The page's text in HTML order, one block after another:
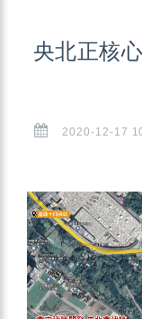
央北正核
2020-12-17